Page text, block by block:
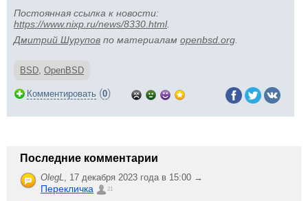
Постоянная ссылка к новости:
https://www.nixp.ru/news/8330.html.
Дмитрий Шурупов по материалам openbsd.org
BSD, OpenBSD
Комментировать (0)
Последние комментарии
OlegL, 17 декабря 2023 года в 15:00 →
Перекличка 21